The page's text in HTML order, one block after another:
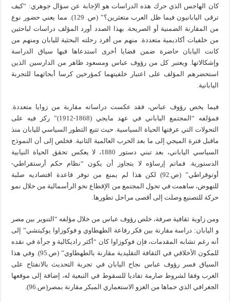
كان الهاجس الذي حرك هذه الدراسات هو الإجابة عن سؤال جوهري: “كيف
ترقى اليابانيون فيما ظل العرب متعثرين؟” (ص. 129). مما يعني حضور نوع
من المقارنة الضمنية أو الصريحة. بهذا الصدد أورد المؤلف دراسات لباحثين
من خلفيات أكاديمية متعددة. منهم من أفرد رحلته البحثية لليابان ومنهم من
كانت اليابان حاضرة ضمن قضايا أخرى استدعاها فيها سياق الدراسة
وإشكالاتها. ويعتبر كل من رؤوف عباس ومسعود ظاهر من الدارسين الذين
استحضرهم المؤلف على اعتبار خلفيتهما كمؤرخين كرسا أبحاثهما للتجربة
اليابانية.
فيما يخص رؤوف عباس، فقد عكست دراساته مقاربة من زوايا متعددة.
فمؤلفه “المجتمع الياباني في عهد مايجي (1868-1912)” ركز فيه على
التحولات التي عرفتها الحياة السياسية. حيث تتبع التطور السياسي لليابان منذ
ماقبل فترة الميجي إلى ما بعد الحرب العالمية الثانية. فخلص إلى أن النموذج
السياسي الياباني، بعد تبني دستور 1880، لا يعكس تحقق الحياة النيابية
الدستورية. فماتم إرساؤه لا يتجاوز أن يكون “نظام حكم أرستقراطي-
أوتوقراطي” (ص.92) لكن هذا لم يمنع من توفر قاعدة اقتصاديه صلبة
للنهوض، ساهمت في تحول المجتمع من الإقطاع نحو الرأسمالية من خلال نمو
حركة للتصنيع وصلت إلى أقصى مراحل تطورها.
ومن زاوية ثقافية صرفة، خلص رؤوف عباس من خلال مؤلفه “التنوير بين مصر
و اليابان: دراسة مقارنة بين فكر رفاعة الطهطاوي و فوكوزاوا يوكيتشي” إلى
أنه رغم تشابه المقدمات، فإن فوكوزاوا كان “أكثر راديكالية و جرأة في نقده
للمكون الأخلاقي في الثقافة التقليدية مقارنة بالطهطاوي” (ص.95). وفي هذا
السياق فسر رؤوف عباس نجاح اليابان في تجربة التحديث بالانفتاح على
الغرب وفقا لشروط صارمة تفاديا للسقوط في التبعية له، إضافة إلى موقعها
الجغرافي الذي حماها من الغزو الاستعماري المبكر مقارنة بمصر(ص.96).